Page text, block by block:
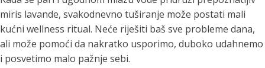
miris lavande, svakodnevno tuširanje može postati mali
kućni wellness ritual. Neće riješiti baš sve probleme dana,
ali može pomoći da nakratko usporimo, duboko udahnemo
i posvetimo malo pažnje sebi.